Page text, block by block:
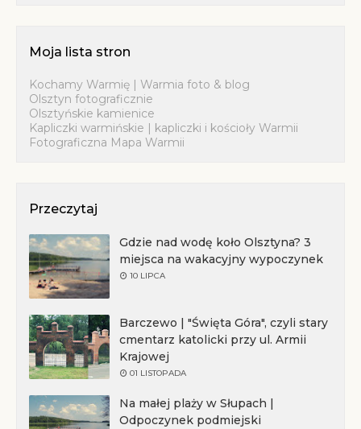
Moja lista stron
Kochamy Warmię | Warmia foto & blog
Olsztyn fotograficznie
Olsztyńskie kamienice
Kapliczki warmińskie | kapliczki i kościoły Warmii
Fotograficzna Mapa Warmii
Przeczytaj
Gdzie nad wodę koło Olsztyna? 3
miejsca na wakacyjny wypoczynek
10 LIPCA
Barczewo | "Święta Góra", czyli stary
cmentarz katolicki przy ul. Armii
Krajowej
01 LISTOPADA
Na małej plaży w Słupach |
Odpoczynek podmiejski